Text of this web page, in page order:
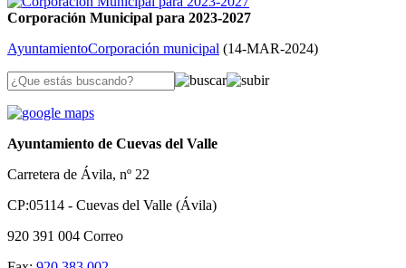
Corporación Municipal para 2023-2027
AyuntamientoCorporación municipal (14-MAR-2024)
Ayuntamiento de Cuevas del Valle
Carretera de Ávila, nº 22
CP:05114 - Cuevas del Valle (Ávila)
920 391 004 Correo